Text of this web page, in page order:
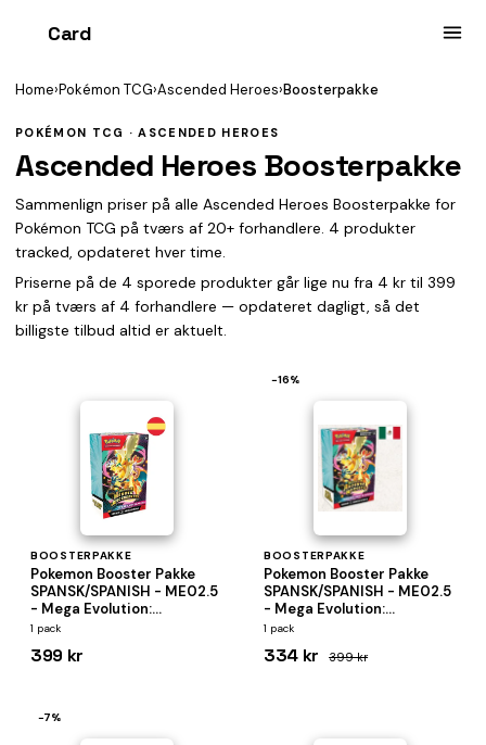
Card
Home›Pokémon TCG›Ascended Heroes›Boosterpakke
POKÉMON TCG · ASCENDED HEROES
Ascended Heroes Boosterpakke
Sammenlign priser på alle Ascended Heroes Boosterpakke for
Pokémon TCG på tværs af 20+ forhandlere. 4 produkter
tracked, opdateret hver time.
Priserne på de 4 sporede produkter går lige nu fra 4 kr til 399
kr på tværs af 4 forhandlere — opdateret dagligt, så det
billigste tilbud altid er aktuelt.
BOOSTERPAKKE
Pokemon Booster Pakke
SPANSK/SPANISH - ME02.5
- Mega Evolution:
Ascended Heroes Booster
Boosters)
1 pack
399 kr
−16%
BOOSTERPAKKE
Pokemon Booster Pakke
SPANSK/SPANISH - ME02.5
- Mega Evolution:
Ascended Heroes Booster
Boosters)
1 pack
334 kr 399 kr
−7%